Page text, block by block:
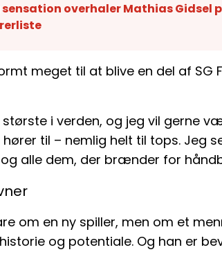
overhaler Mathias Gidsel
meget til at blive en del af SG
i verden, og jeg vil gerne
til – nemlig helt til tops. Jeg
alle dem, der brænder for
om en ny spiller, men om et
og potentiale. Og han er